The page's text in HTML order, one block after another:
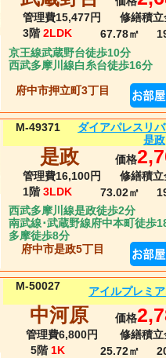
管理費15,477円
修繕積
3階 2LDK 67.78㎡
京王線武蔵野台徒歩10分
西武多摩川線白糸台徒歩16分
府中市押立町3丁目
M-49371
ダイアパレスリ
是政
是政 価格
管理費16,100円
修繕積
1階 3LDK 73.02㎡
西武多摩川線是政徒歩2分
南武線･武蔵野線府中本町徒歩
多摩徒歩8分
府中市是政5丁目
M-50027 アイルプレミ
中河原 価格
管理費6,800円
修繕積
5階 1K 25.72㎡